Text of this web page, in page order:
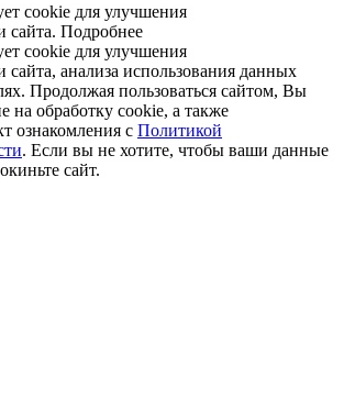
cookie для улучшения
сайта. Подробнее
cookie для улучшения
сайта, анализа использования данных
Продолжая пользоваться сайтом, Вы
на обработку cookie, а также
ознакомления с Политикой
. Если вы не хотите, чтобы ваши данные
сайт.